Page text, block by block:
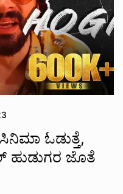
ಓಡುತ್ತೆ,
ಹುಡುಗರ ಜೊತೆ